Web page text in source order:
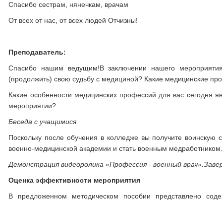
Спасибо сестрам, нянечкам, врачам
От всех от нас, от всех людей Отчизны!
Преподаватель:
Спасибо нашим ведущим!В заключении нашего
(продолжить) свою судьбу с медициной? Какие медицинские
Какие особенности медицинских профессий для вас
мероприятии?
Беседа с учащимися
Поскольку после обучения в колледже вы получите воинскую
военно-медицинской академии и стать военным
Демонстрация видеоролика«Профессия - военный врач»
Оценка эффективности мероприятия
В предложенном методическом пособии представлено